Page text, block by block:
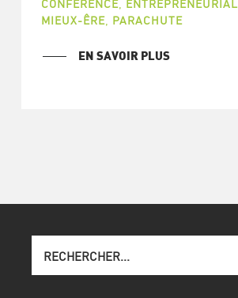
CONFÉRENCE, ENTREPRENEURIAL
MIEUX-ÊRE, PARACHUTE
EN SAVOIR PLUS
sur